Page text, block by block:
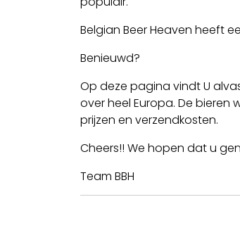
Belgian Beer Heaven heeft
Benieuwd?
Op deze pagina vindt U
over heel Europa. De
prijzen en verzendkosten.
Cheers!! We hopen dat u
Team BBH